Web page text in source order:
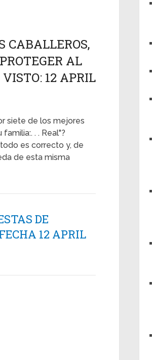
CABALLEROS,
AL
12 APRIL
siete de los mejores
. . Real"?
es correcto y, de
de esta misma
DE
12 APRIL